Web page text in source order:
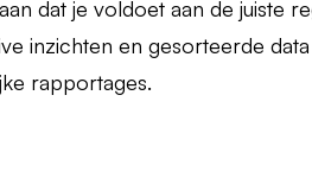
dat je voldoet aan de juiste
inzichten en gesorteerde
rapportages.